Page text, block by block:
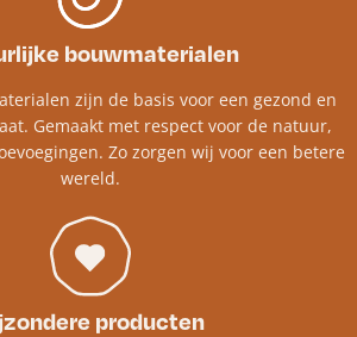
bouwmaterialen
zijn de basis voor een gezond en
Gemaakt met respect voor de natuur,
Zo zorgen wij voor een betere
wereld.
producten